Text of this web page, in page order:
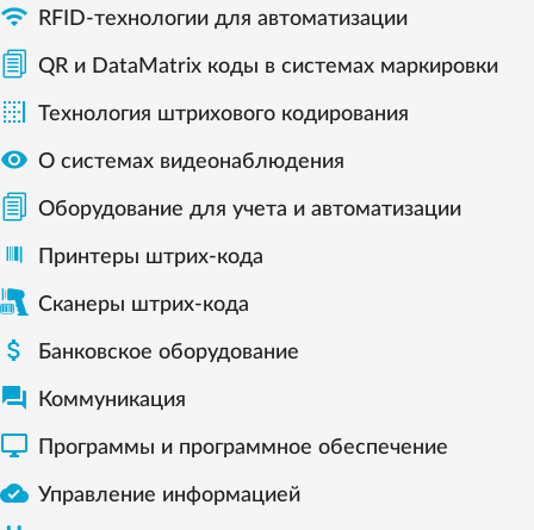
 RFID-технологии для автоматизации
QR и DataMatrix коды в системах маркировки
 Технология штрихового кодирования
 О системах видеонаблюдения
Оборудование для учета и автоматизации
Принтеры штрих-кода
Сканеры штрих-кода
 Банковское оборудование
 Коммуникация
 Программы и программное обеспечение
 Управление информацией